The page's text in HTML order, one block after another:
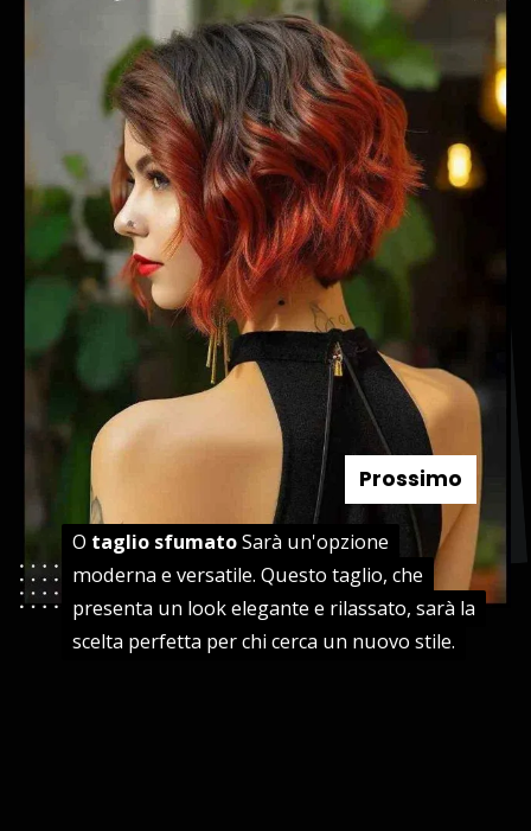
O taglio sfumatoSarà un'opzione
moderna e versatile. Questo taglio, che
presenta un look elegante e rilassato, sarà la
scelta perfetta per chi cerca un nuovo stile.
O taglio sfumatoSarà un'opzione
moderna e versatile. Questo taglio, che
presenta un look elegante e rilassato, sarà la
scelta perfetta per chi cerca un nuovo stile.
Prossimo